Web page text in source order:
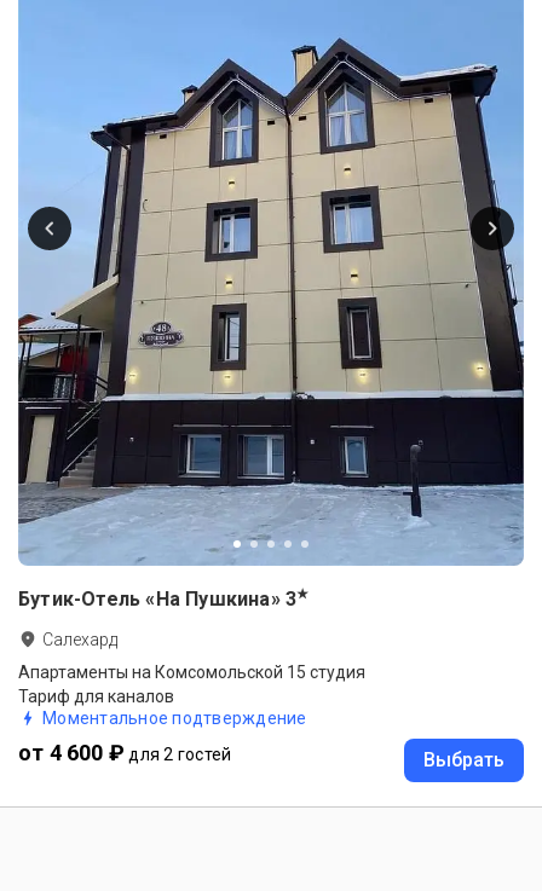
Бутик-Отель «На Пушкина» 3★
Салехард
Апартаменты на Комсомольской 15 студия
Тариф для каналов
Моментальное подтверждение
от 4 600 ₽ для 2 гостей Выбрать